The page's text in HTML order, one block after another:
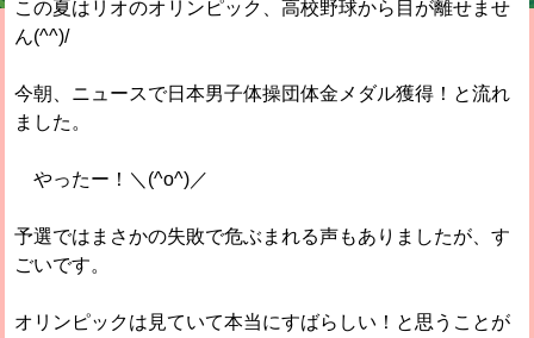
この夏はリオのオリンピック、高校野球から目が離せませ
ん(^^)/
今朝、ニュースで日本男子体操団体金メダル獲得！と流れ
ました。
やったー！＼(^o^)／
予選ではまさかの失敗で危ぶまれる声もありましたが、す
ごいです。
オリンピックは見ていて本当にすばらしい！と思うことが